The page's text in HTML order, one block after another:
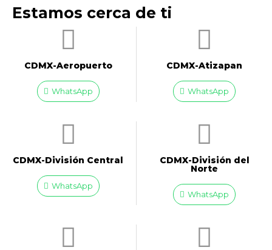
Estamos cerca de ti
CDMX-Aeropuerto​
WhatsApp
CDMX-Atizapan
WhatsApp
CDMX-División Central
WhatsApp
CDMX-División del
Norte
WhatsApp